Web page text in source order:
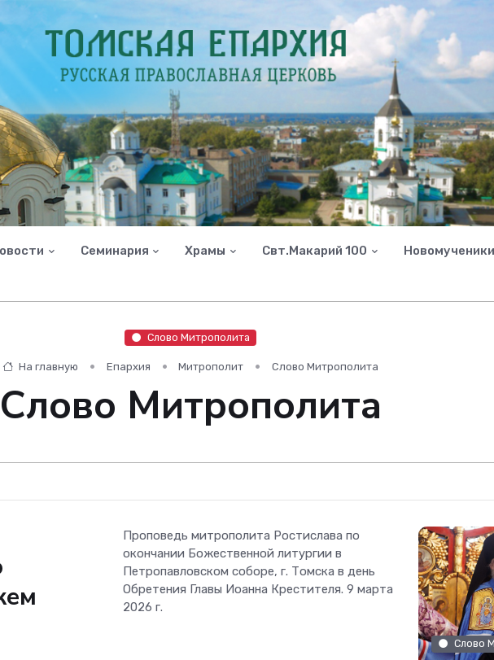
Семинария Храмы Свт.Макарий 100 Новомученики
Слово Митрополита
На главную Епархия Митрополит Слово Митрополита
Слово Митрополита
Проповедь митрополита Ростислава по
окончании Божественной литургии в
Петропавловском соборе, г. Томска в день
Обретения Главы Иоанна Крестителя. 9 марта
2026 г.
Слово